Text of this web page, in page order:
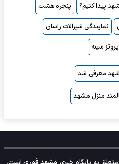
پنجره هشت
نمایندگی شیرالات راسان
سینه
معرفی شد
منزل مشهد